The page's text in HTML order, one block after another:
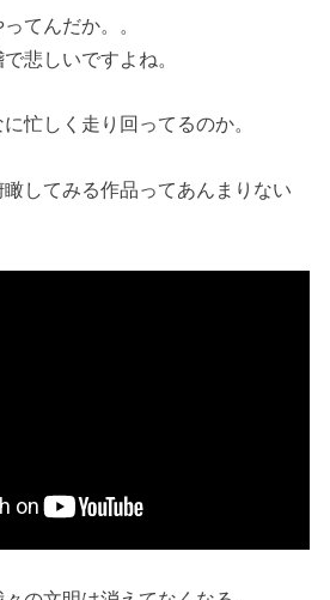
てんだか。。
悲しいですよね。
忙しく走り回ってるのか。
してみる作品ってあんまりない